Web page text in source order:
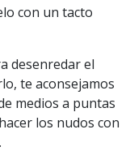
con un tacto
desenredar el
te aconsejamos
medios a puntas
los nudos con